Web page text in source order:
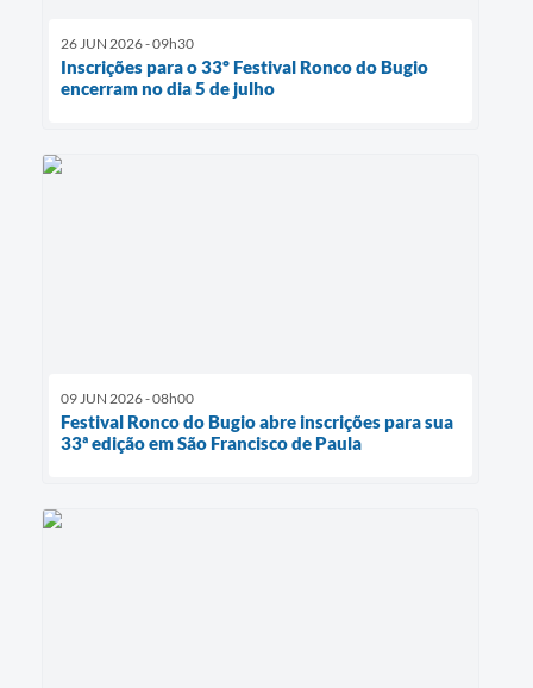
26 JUN 2026 - 09h30
Inscrições para o 33º Festival Ronco do Bugio
encerram no dia 5 de julho
09 JUN 2026 - 08h00
Festival Ronco do Bugio abre inscrições para sua
33ª edição em São Francisco de Paula